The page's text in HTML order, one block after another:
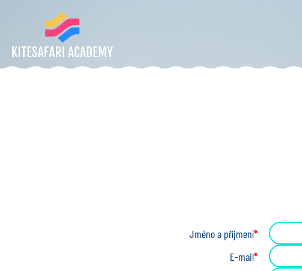
Jméno a příjmení*
E-mail*